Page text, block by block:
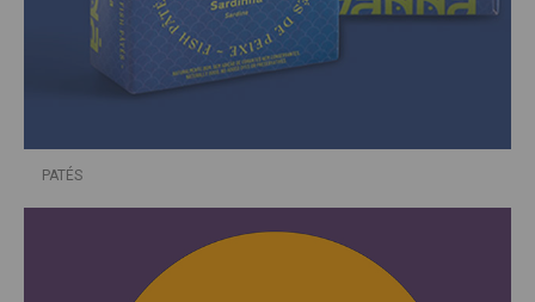
PATÉS